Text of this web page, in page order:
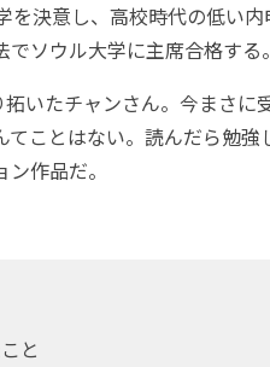
決意し、高校時代の低い
ソウル大学に主席合格する。
いたチャンさん。今まさに
ことはない。読んだら勉強
作品だ。
と